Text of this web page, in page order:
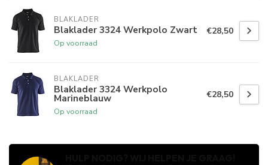
BLAKLADER
Blaklader 3324 Werkpolo Zwart
Op voorraad
€28,50
BLAKLADER
Blaklader 3324 Werkpolo
Marineblauw
Op voorraad
€28,50